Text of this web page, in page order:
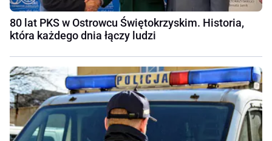
80 lat PKS w Ostrowcu Świętokrzyskim. Historia,
która każdego dnia łączy ludzi